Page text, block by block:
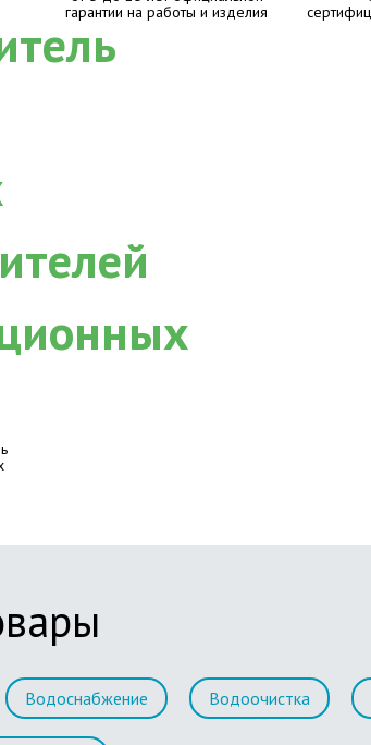
гарантии на работы и изделия
Водоснабжение Водоочистка